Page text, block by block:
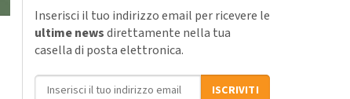
Inserisci il tuo indirizzo email per ricevere le
ultime newsdirettamente nella tua
casella di posta elettronica.
Indirizzo email
ISCRIVITI